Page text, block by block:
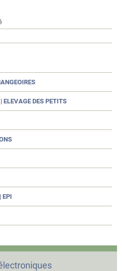
ELEVAGE DES PETITS
EPI